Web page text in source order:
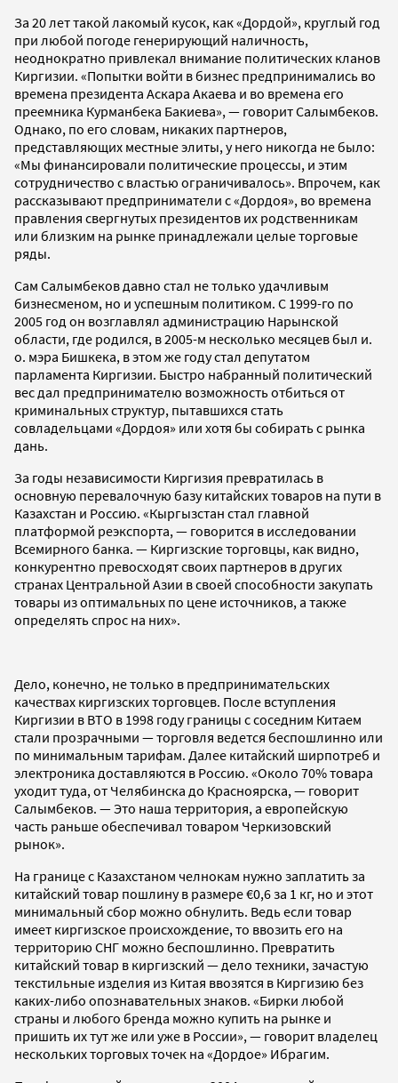
За 20 лет такой лакомый кусок, как «Дордой», круглый год
при любой погоде генерирующий наличность,
неоднократно привлекал внимание политических кланов
Киргизии. «Попытки войти в бизнес предпринимались во
времена президента Аскара Акаева и во времена его
преемника Курманбека Бакиева», — говорит Салымбеков.
Однако, по его словам, никаких партнеров,
представляющих местные элиты, у него никогда не было:
«Мы финансировали политические процессы, и этим
сотрудничество с властью ограничивалось». Впрочем, как
рассказывают предприниматели с «Дордоя», во времена
правления свергнутых президентов их родственникам
или близким на рынке принадлежали целые торговые
ряды.
Сам Салымбеков давно стал не только удачливым
бизнесменом, но и успешным политиком. С 1999-го по
2005 год он возглавлял администрацию Нарынской
области, где родился, в 2005-м несколько месяцев был и.
о. мэра Бишкека, в этом же году стал депутатом
парламента Киргизии. Быстро набранный политический
вес дал предпринимателю возможность отбиться от
криминальных структур, пытавшихся стать
совладельцами «Дордоя» или хотя бы собирать с рынка
дань.
За годы независимости Киргизия превратилась в
основную перевалочную базу китайских товаров на пути в
Казахстан и Россию. «Кыргызстан стал главной
платформой реэкспорта, — говорится в исследовании
Всемирного банка. — Киргизские торговцы, как видно,
конкурентно превосходят своих партнеров в других
странах Центральной Азии в своей способности закупать
товары из оптимальных по цене источников, а также
определять спрос на них».
Дело, конечно, не только в предпринимательских
качествах киргизских торговцев. После вступления
Киргизии в ВТО в 1998 году границы с соседним Китаем
стали прозрачными — торговля ведется беспошлинно или
по минимальным тарифам. Далее китайский ширпотреб и
электроника доставляются в Россию. «Около 70% товара
уходит туда, от Челябинска до Красноярска, — говорит
Салымбеков. — Это наша территория, а европейскую
часть раньше обеспечивал товаром Черкизовский
рынок».
На границе с Казахстаном челнокам нужно заплатить за
китайский товар пошлину в размере €0,6 за 1 кг, но и этот
минимальный сбор можно обнулить. Ведь если товар
имеет киргизское происхождение, то ввозить его на
территорию СНГ можно беспошлинно. Превратить
китайский товар в киргизский — дело техники, зачастую
текстильные изделия из Китая ввозятся в Киргизию без
каких-либо опознавательных знаков. «Бирки любой
страны и любого бренда можно купить на рынке и
пришить их тут же или уже в России», — говорит владелец
нескольких торговых точек на «Дордое» Ибрагим.